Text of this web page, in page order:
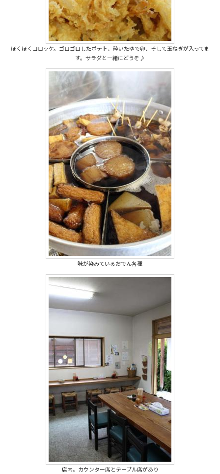
ほくほくコロッケ。ゴロゴロしたポテト、砕いたゆで卵、そして玉ねぎが入ってま
す。サラダと一緒にどうぞ♪
味が染みているおでん各種
店内。カウンター席とテーブル席があり